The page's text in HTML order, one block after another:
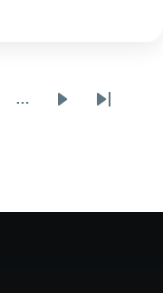
…
NastępnaOstatnia